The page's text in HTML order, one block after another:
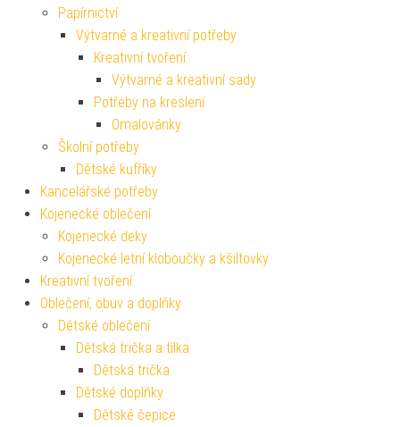
Papírnictví
Výtvarné a kreativní potřeby
Kreativní tvoření
Výtvarné a kreativní sady
Potřeby na kreslení
Omalovánky
Školní potřeby
Dětské kufříky
Kancelářské potřeby
Kojenecké oblečení
Kojenecké deky
Kojenecké letní kloboučky a kšiltovky
Kreativní tvoření
Oblečení, obuv a doplňky
Dětské oblečení
Dětská trička a tílka
Dětská trička
Dětské doplňky
Dětské čepice